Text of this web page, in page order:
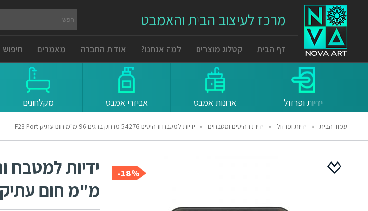
מרכז לעיצוב הבית והאמבט
דף הבית קטלוג מוצרים למה אנחנו? אודות החברה מאמרים חיפוש
ידיות ופרזול ארונות אמבט אביזרי אמבט מקלחונים
עמוד הבית » ידיות ופרזול » ידיות רהיטים ומטבחים » ידיות למטבח ורהיטים 54276 מרחק ברגים 96 מ"מ חום עתיק F23 Port
18%-
מ"מ חום עתיק F23 Port